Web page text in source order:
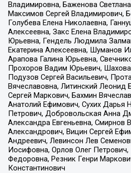
Владимировна, Баженова
Максимов Сергей Владимирович,
Голубева Елена Николаевна,
Алексеевна, Закс Елена
Юрьевна, Гендель Людмила
Екатерина Алексеевна, Шуманов
Арапова Галина Юрьевна,
Прохоров Вадим Юрьевич,
Подузов Сергей Васильевич,
Вячеславовна, Литинский Леонид
Сергей Маркович, Бахмин
Анатолий Ефимович, Сухих Дарья
Петрович, Добровольская Анна
Александра Евгеньевна, Смирнов
Александрович, Вицин Сергей
Андреевич, Левинсон Лев
Иосифовна, Орлов Олег
Федоровна, Резник Генри
Константинович